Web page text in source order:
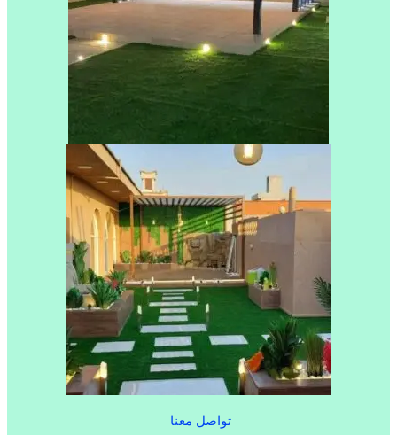
تواصل معنا